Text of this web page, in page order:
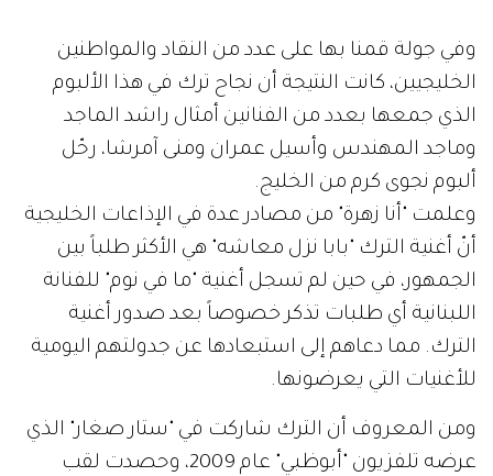
وفي جولة قمنا بها على عدد من النقاد والمواطنين
الخليجيين، كانت النتيجة أن نجاح ترك في هذا الألبوم
الذي جمعها بعدد من الفنانين أمثال راشد الماجد
وماجد المهندس وأسيل عمران ومنى آمرشا، رحّل
ألبوم نجوى كرم من الخليج.
وعلمت "أنا زهرة" من مصادر عدة في الإذاعات الخليجية
أنّ أغنية الترك "بابا نزل معاشه" هي الأكثر طلباً بين
الجمهور، في حين لم تسجل أغنية "ما في نوم" للفنانة
اللبنانية أي طلبات تذكر خصوصاً بعد صدور أغنية
الترك. مما دعاهم إلى استبعادها عن جدولتهم اليومية
للأغنيات التي يعرضونها.
ومن المعروف أن الترك شاركت في "ستار صغار" الذي
عرضه تلفزيون "أبوظبي" عام 2009، وحصدت لقب